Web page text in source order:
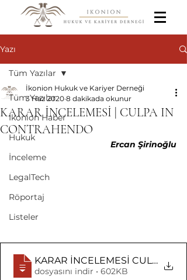
Yazı
Tüm Yazılar
İkonion Haber
Hukuk
İnceleme
LegalTech
Röportaj
Listeler
Tüm Yazılar
KARAR İNCELEMESİ | CULPA IN
CONTRAHENDO
İkonion Hukuk ve Kariyer Derneği
3 Haz 2020 8 dakikada okunur
Ercan Şirinoğlu
KARAR İNCELEMESİ CULPA IN
dosyasını indir • 602KB